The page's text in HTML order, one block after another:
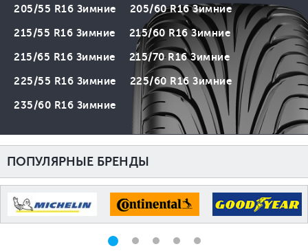
205/55 R16 Зимние
205/60 R16 Зимние
215/55 R16 Зимние
215/60 R16 Зимние
215/65 R16 Зимние
215/70 R16 Зимние
225/55 R16 Зимние
225/60 R16 Зимние
235/60 R16 Зимние
ПОПУЛЯРНЫЕ БРЕНДЫ